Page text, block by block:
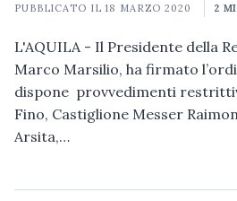
PUBBLICATO IL18 MARZO 2020 2
L'AQUILA - Il Presidente della
Marco Marsilio, ha firmato
dispone provvedimenti
Fino, Castiglione Messer
Arsita,…